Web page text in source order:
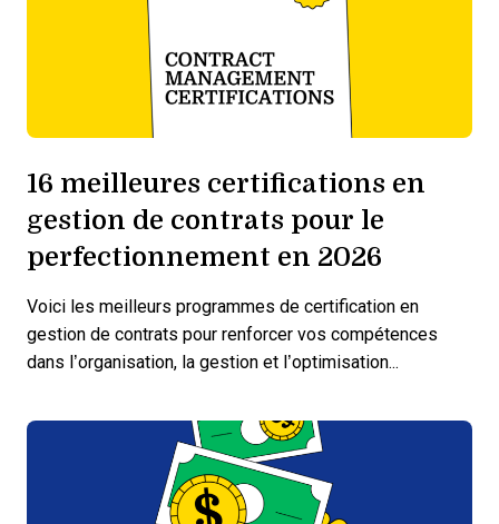
16 meilleures certifications en
gestion de contrats pour le
perfectionnement en 2026
Voici les meilleurs programmes de certification en
gestion de contrats pour renforcer vos compétences
dans l’organisation, la gestion et l’optimisation...